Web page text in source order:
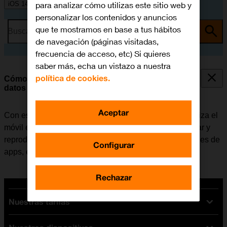
iOS 14.1
Busca por problema o tema
Cómo seleccionar los ajustes del consumo de
datos
Con esta función se puede controlar cuántos datos utiliza el
móvil en diferentes funciones, por ejemplo, al descargar y
reproducir contenido en la mejor calidad, actualizaciones de
apps, etc.
Nuestras tarifas
para analizar cómo utilizas este sitio web y
personalizar los contenidos y anuncios
que te mostramos en base a tus hábitos
de navegación (páginas visitadas,
frecuencia de acceso, etc) Si quieres
saber más, echa un vistazo a nuestra
política de cookies.
Configurar
Rechazar
Aceptar